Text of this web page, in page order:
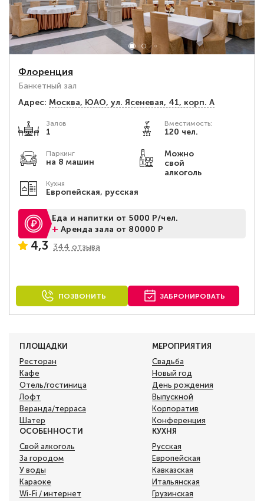
Флоренция
Банкетный зал
Адрес: Москва, ЮАО, ул. Ясеневая, 41, корп. А
Залов
1
Вместимость:
120 чел.
Паркинг
на 8 машин
Можно
свой
алкоголь
Кухня
Европейская, русская
Еда и напитки от 5000 Р/чел.
+Аренда зала от 80000 Р
4,3 344 отзыва
ПОЗВОНИТЬ ЗАБРОНИРОВАТЬ
ПЛОЩАДКИ
Ресторан
Кафе
Отель/гостиница
Лофт
Веранда/терраса
Шатер
МЕРОПРИЯТИЯ
Свадьба
Новый год
День рождения
Выпускной
Корпоратив
Конференция
ОСОБЕННОСТИ
Свой алкоголь
За городом
У воды
Караоке
Wi-Fi / интернет
КУХНЯ
Русская
Европейская
Кавказская
Итальянская
Грузинская